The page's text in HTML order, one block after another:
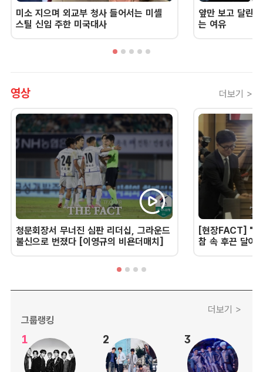
미소 지으며 외교부 청사 들어서는 미셸
스틸 신임 주한 미국대사
앞만 보고 달린
는 여유
영상 더보기 >
청문회장서 무너진 심판 리더십, 그라운드
불신으로 번졌다 [이영규의 비욘더매치]
[현장FACT] "한
참 속 후끈 달아
더보기 >
그룹랭킹
1 2 3